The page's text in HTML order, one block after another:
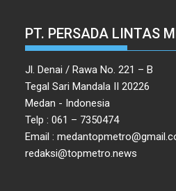
PT. PERSADA LINTAS
Jl. Denai / Rawa No. 221 – B
Tegal Sari Mandala II 20226
Medan - Indonesia
Telp : 061 – 7350474
Email :
redaksi@topmetro.news